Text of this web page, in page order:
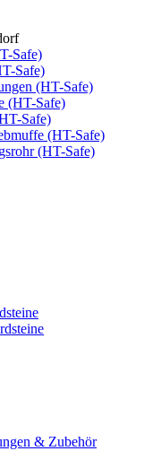
Safe)
Safe)
(HT-Safe)
(HT-Safe)
Safe)
(HT-Safe)
(HT-Safe)
& Zubehör